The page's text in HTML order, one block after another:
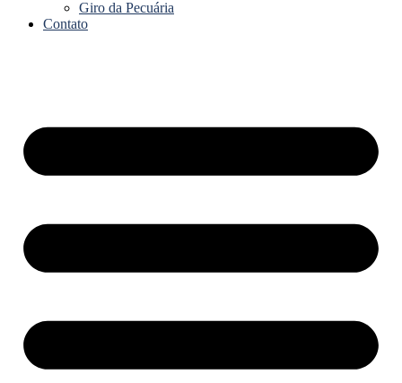
Giro da Pecuária
Contato